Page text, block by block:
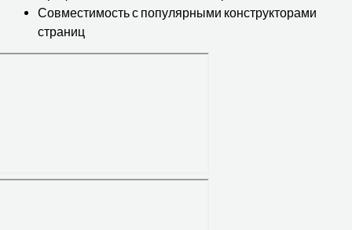
Совместимость с популярными конструкторами
страниц